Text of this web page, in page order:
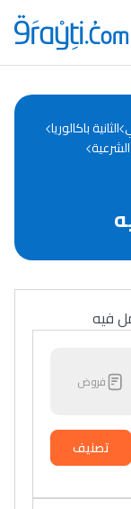
Catégories
d'actualités
الثانية باكالوريا
فيه
فروض
تصنيف